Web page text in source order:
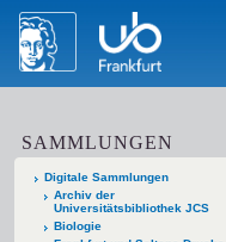
SAMMLUNGEN
Digitale Sammlungen
Archiv der
Universitätsbibliothek JCS
Biologie